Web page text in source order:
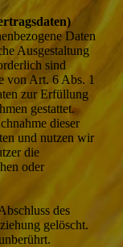
Daten
Ausgestaltung
sind
von Art. 6 Abs. 1
zur Erfüllung
gestattet.
dieser
und nutzen wir
die
oder
des
gelöscht.